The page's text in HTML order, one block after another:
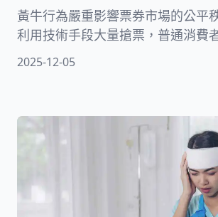
黃牛行為嚴重影響票券市場的公平
利用技術手段大量搶票，普通消費
購票的機會。這不僅造成民眾的困
維護票券市場的公平交易環境。
2025-12-05